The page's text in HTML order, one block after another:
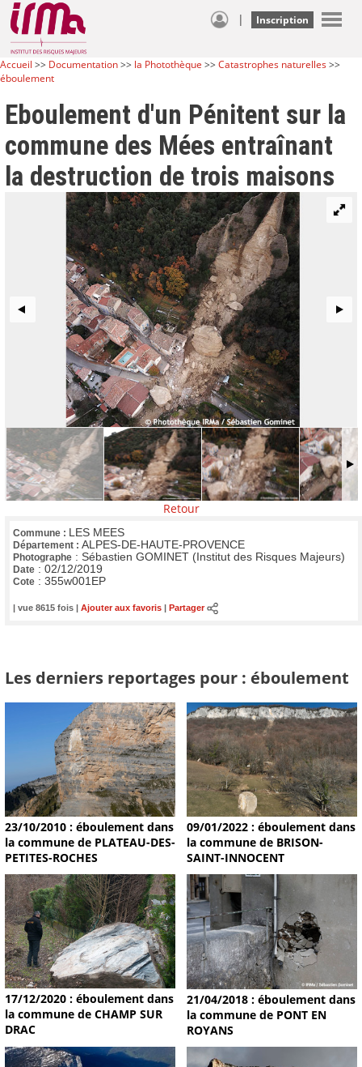
| Inscription
Accueil >> Documentation>> la Photothèque >>Catastrophes naturelles>>
éboulement
Eboulement d'un Pénitent sur la
commune des Mées entraînant
la destruction de trois maisons
Retour
Commune : LES MEES
Département : ALPES-DE-HAUTE-PROVENCE
Photographe : Sébastien GOMINET (Institut des Risques Majeurs)
Date : 02/12/2019
Cote : 355w001EP
| vue 8615 fois | Ajouter aux favoris Partager
Les derniers reportages pour : éboulement
23/10/2010 : éboulement dans
la commune de PLATEAU-DES-
PETITES-ROCHES
09/01/2022 : éboulement dans
la commune de BRISON-
SAINT-INNOCENT
17/12/2020 : éboulement dans
la commune de CHAMP SUR
DRAC
21/04/2018 : éboulement dans
la commune de PONT EN
ROYANS